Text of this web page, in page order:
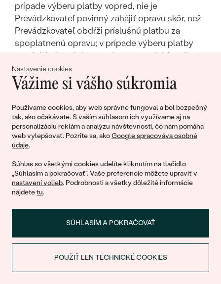
Nastavenie cookies
Vážime si vášho súkromia
Používame cookies, aby web správne fungoval a bol bezpečný
tak, ako očakávate. S vaším súhlasom ich využívame aj na
personalizáciu reklám a analýzu návštevnosti, čo nám pomáha
web vylepšovať. Pozrite sa, akoGoogle spracováva osobné
údaje.
Súhlas so všetkými cookies udelíte kliknutím na tlačidlo
„Súhlasím a pokračovať". Vaše preferencie môžete upraviť v
nastavení volieb. Podrobnosti a všetky dôležité informácie
nájdetetu.
SÚHLASÍM A POKRAČOVAŤ
POUŽIŤ LEN TECHNICKÉ COOKIES
prípade výberu platby vopred, nie je
Prevádzkovateľ povinný zahájiť opravu skôr, než
Prevádzkovateľ obdŕži príslušnú platbu za
spoplatnenú opravu; v prípade výberu platby
„na dobierku“ alebo „osobne v prevádzkarni
Prevádzkovateľa“ nie je Prevádzkovateľ povinný
odovzdať Zákazníkovi opravený Tovar skôr, ako
mu Zákazník uhradí príslušnú platbu za
spoplatnenú opravu.
Ak zákazník odstúpi od zmluvy, prevádzkovateľ
mu vráti kúpnu cenu bez zbytočného odkladu
tom, čo zákazník preukáže, že vec odoslal.
Prevádzkovateľ odporúča Zákazníkovi, aby si
každú zásielku zaslanú Prevádzkovateľovi poistil
na účely reklamácie. Tovar musí byť dobre
potrebnými na to, aby nedošlo k poškodeniu
predmetného Tovaru.
ZĽAVA NA PRVÝ NÁKUP